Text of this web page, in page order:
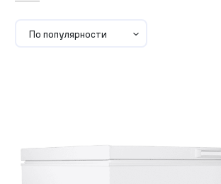
По популярности